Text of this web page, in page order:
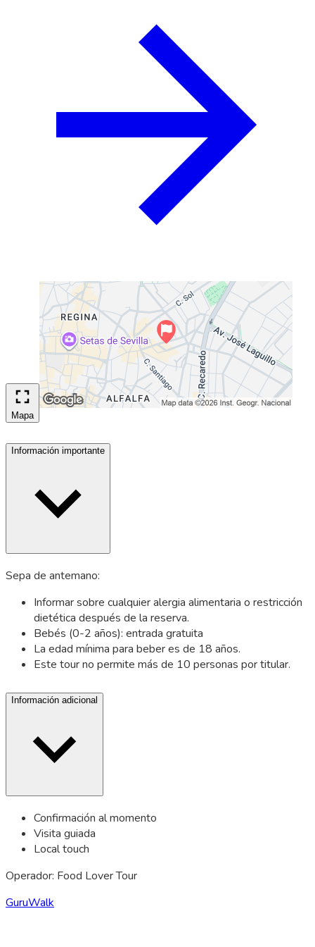
Mapa
Información importante
Sepa de antemano:
Informar sobre cualquier alergia alimentaria o restricción
dietética después de la reserva.
Bebés (0-2 años): entrada gratuita
La edad mínima para beber es de 18 años.
Este tour no permite más de 10 personas por titular.
Información adicional
Confirmación al momento
Visita guiada
Local touch
Operador: Food Lover Tour
GuruWalk